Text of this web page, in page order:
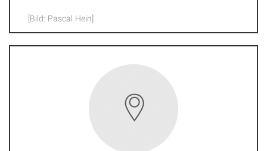
[Bild: Pascal Hein]